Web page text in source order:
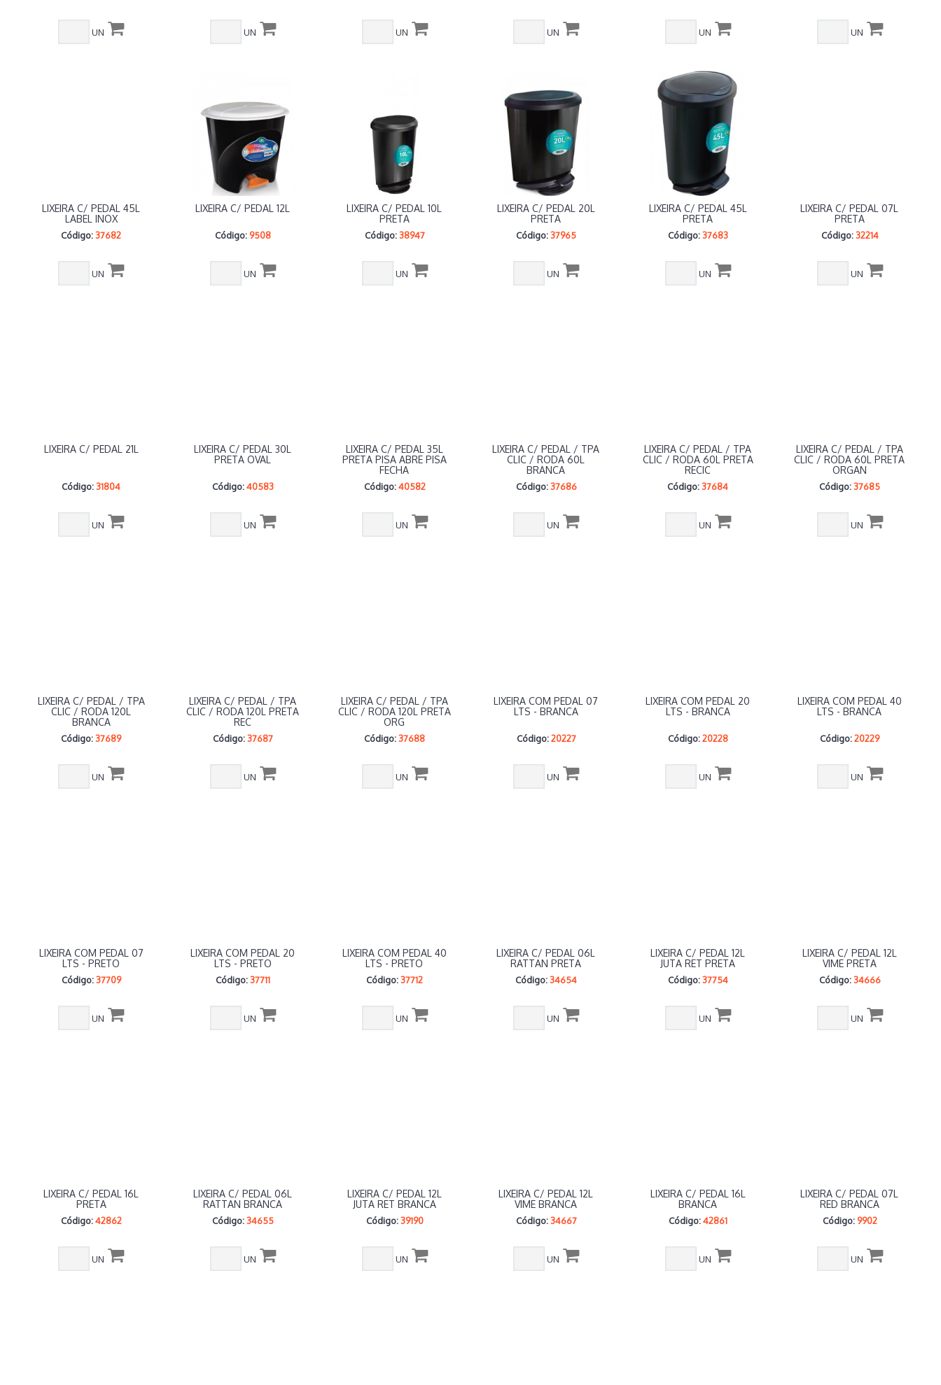
UN UN UN UN UN UN
LIXEIRA C/ PEDAL 45L
LABEL INOX
Código: 37682
UN
LIXEIRA C/ PEDAL 12L
Código: 9508
UN
LIXEIRA C/ PEDAL 10L
PRETA
Código: 38947
UN
LIXEIRA C/ PEDAL 20L
PRETA
Código: 37965
UN
LIXEIRA C/ PEDAL 45L
PRETA
Código:37683
UN
LIXEIRA C/ PEDAL 07L
PRETA
Código: 32214
UN
LIXEIRA C/ PEDAL 21L
Código: 31804
UN
LIXEIRA C/ PEDAL 30L
PRETA OVAL
Código:40583
UN
LIXEIRA C/ PEDAL 35L
PRETA PISA ABRE PISA
FECHA
Código: 40582
UN
LIXEIRA C/ PEDAL / TPA
CLIC / RODA 60L
BRANCA
Código: 37686
UN
LIXEIRA C/ PEDAL / TPA
CLIC / RODA 60L PRETA
RECIC
Código: 37684
UN
LIXEIRA C/ PEDAL / TPA
CLIC / RODA 60L PRETA
ORGAN
Código:37685
UN
LIXEIRA C/ PEDAL / TPA
CLIC / RODA 120L
BRANCA
Código: 37689
UN
LIXEIRA C/ PEDAL / TPA
CLIC / RODA 120L PRETA
REC
Código:37687
UN
LIXEIRA C/ PEDAL / TPA
CLIC / RODA 120L PRETA
ORG
Código:37688
UN
LIXEIRA COM PEDAL 07
LTS - BRANCA
Código: 20227
UN
LIXEIRA COM PEDAL 20
LTS - BRANCA
Código:20228
UN
LIXEIRA COM PEDAL 40
LTS - BRANCA
Código:20229
UN
LIXEIRA COM PEDAL 07
LTS - PRETO
Código:37709
UN
LIXEIRA COM PEDAL 20
LTS - PRETO
Código:37711
UN
LIXEIRA COM PEDAL 40
LTS - PRETO
Código:37712
UN
LIXEIRA C/ PEDAL 06L
RATTAN PRETA
Código: 34654
UN
LIXEIRA C/ PEDAL 12L
JUTA RET PRETA
Código:37754
UN
LIXEIRA C/ PEDAL 12L
VIME PRETA
Código: 34666
UN
LIXEIRA C/ PEDAL 16L
PRETA
Código:42862
UN
LIXEIRA C/ PEDAL 06L
RATTAN BRANCA
Código:34655
UN
LIXEIRA C/ PEDAL 12L
JUTA RET BRANCA
Código: 39190
UN
LIXEIRA C/ PEDAL 12L
VIME BRANCA
Código: 34667
UN
LIXEIRA C/ PEDAL 16L
BRANCA
Código:42861
UN
LIXEIRA C/ PEDAL 07L
RED BRANCA
Código: 9902
UN